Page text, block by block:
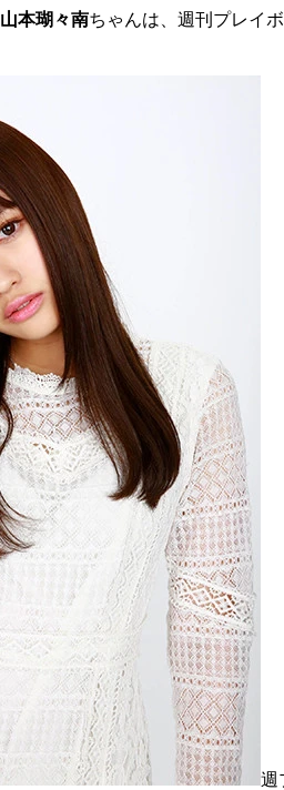
山本瑚々南ちゃんは、週刊プレイ
週